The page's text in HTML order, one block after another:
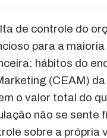
de controle do
para a
hábitos do
(CEAM)
o valor total do
não se sente
sobre a própria